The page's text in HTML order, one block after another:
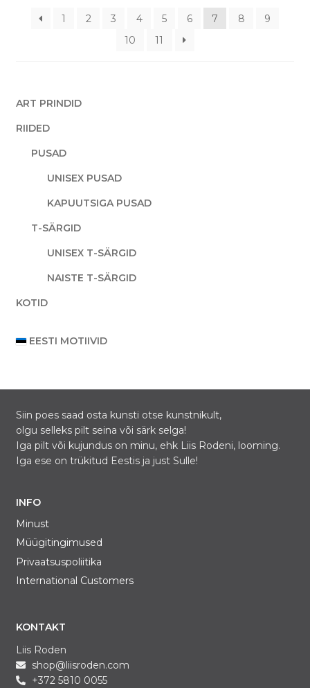
1 2 3 4 5 6 7 8
9
10
11
ART PRINDID
RIIDED
PUSAD
UNISEX PUSAD
KAPUUTSIGA PUSAD
T-SÄRGID
UNISEX T-SÄRGID
NAISTE T-SÄRGID
KOTID
EESTI MOTIIVID
Siin poes saad osta kunsti otse kunstnikult,
olgu selleks pilt seina või särk selga!
Iga pilt või kujundus on minu, ehk Liis Rodeni, looming.
Iga ese on trükitud Eestis ja just Sulle!
INFO
Minust
Müügitingimused
Privaatsuspoliitika
International Customers
KONTAKT
Liis Roden
shop@liisroden.com
+372 5810 0055